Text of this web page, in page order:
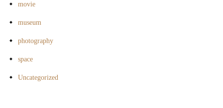
movie
museum
photography
space
Uncategorized